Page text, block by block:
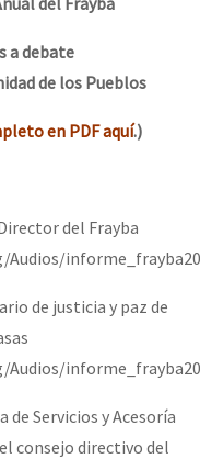
a debate
de los Pueblos
en PDF aquí.)
del Frayba
de justicia y paz de
de Servicios y Acesoría
consejo directivo del